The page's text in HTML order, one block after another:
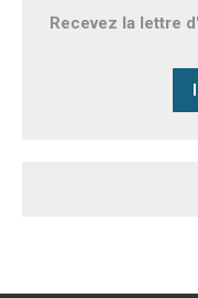
Recevez la lettre